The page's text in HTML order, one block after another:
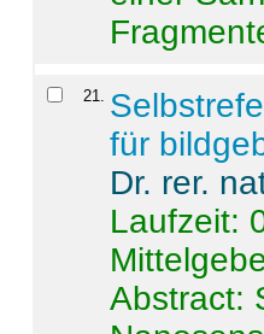
21
für
Dr. rer.
Laufzeit:
Abstract: